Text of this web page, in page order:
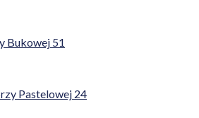
Bukowej 51